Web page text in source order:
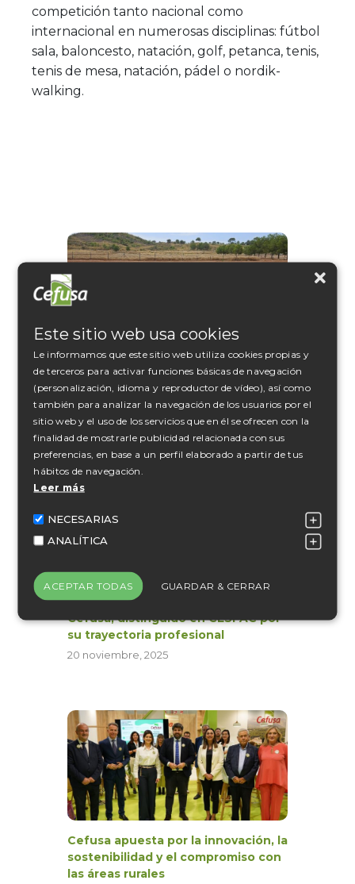
competición tanto nacional como
internacional en numerosas disciplinas: fútbol
sala, baloncesto, natación, golf, petanca, tenis,
tenis de mesa, natación, pádel o nordik-
walking.
DIGIBIOPORC llega a su fin tras tres
años impulsando una ganadería
porcina más sostenible y digital
18 junio, 2026
Juan Cánovas, director general de
Cefusa, distinguido en CESFAC por
su trayectoria profesional
20 noviembre, 2025
Cefusa apuesta por la innovación, la
sostenibilidad y el compromiso con
las áreas rurales
Este sitio web usa cookies
Le informamos que este sitio web utiliza cookies propias y
de terceros para activar funciones básicas de navegación
(personalización, idioma y reproductor de vídeo), así como
también para analizar la navegación de los usuarios por el
sitio web y el uso de los servicios que en él se ofrecen con la
finalidad de mostrarle publicidad relacionada con sus
preferencias, en base a un perfil elaborado a partir de tus
hábitos de navegación.
Leer más
NECESARIAS
ANALÍTICA
ACEPTAR TODAS GUARDAR & CERRAR